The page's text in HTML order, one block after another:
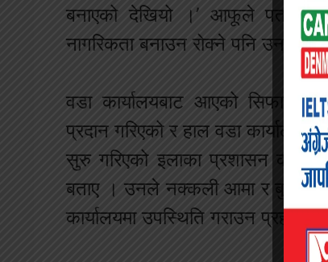
बनाएको देखियो ।’ आफूले पत्र
नागरिकता बनाउन रोक्ने पनि उनको
वडा कार्यालयबाट आएको
प्रदान गरिएको र हाल वडा कार्यालयले
सुरु गरिएको इलाका प्रशासन
बताए । उनले नक्कली आमा र बुबा
कार्यालयमा उपस्थिति गराउन